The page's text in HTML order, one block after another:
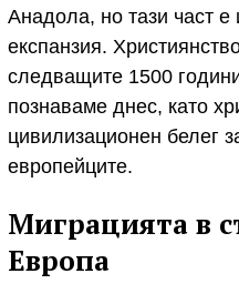
Анадола, но тази част е
експанзия.
следващите 1500
познаваме днес, като
цивилизационен белег
европейците.
Миграцията в
Европа